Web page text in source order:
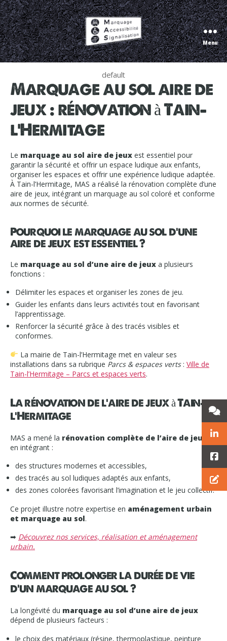
Marquage
Accessibilité
Signalisation
Menu
default
Marquage au sol aire de
jeux : rénovation à Tain-
l’Hermitage
Le marquage au sol aire de jeux est essentiel pour
garantir la sécurité et offrir un espace ludique aux enfants,
organiser les espaces et offrir une expérience ludique adaptée.
À Tain-l’Hermitage, MAS a réalisé la rénovation complète d’une
aire de jeux, intégrant un marquage au sol coloré et conforme
aux normes de sécurité.
Pourquoi le marquage au sol d’une
aire de jeux est essentiel ?
Le marquage au sol d’une aire de jeux a plusieurs
fonctions :
Délimiter les espaces et organiser les zones de jeu.
Guider les enfants dans leurs activités tout en favorisant
l’apprentissage.
Renforcer la sécurité grâce à des tracés visibles et
conformes.
La mairie de Tain-l’Hermitage met en valeur ses
installations dans sa rubrique Parcs & espaces verts: Ville de
Tain-l’Hermitage – Parcs et espaces verts.
La rénovation de l’aire de jeux à Tain-
l’Hermitage
MAS a mené la rénovation complète de l’aire de jeux
en intégrant :
des structures modernes et accessibles,
des tracés au sol ludiques adaptés aux enfants,
des zones colorées favorisant l’imagination et le jeu collectif.
Ce projet illustre notre expertise en aménagement urbain
et marquage au sol.
➡ Découvrez nos services, réalisation et aménagement
urbain.
Comment prolonger la durée de vie
d’un marquage au sol ?
La longévité du marquage au sol d’une aire de jeux
dépend de plusieurs facteurs :
le choix des matériaux (résine, thermoplastique, peinture